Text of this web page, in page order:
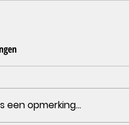
een opmerking...